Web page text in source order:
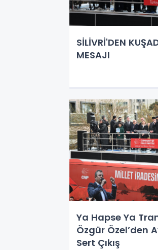
SİLİVRİ'DEN
MESAJI
Ya Hapse Ya
Özgür Özel’den
Sert Çıkış